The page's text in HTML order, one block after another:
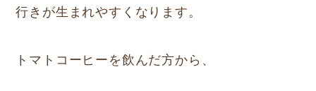
行きが生まれやすくなります。
トマトコーヒーを飲んだ方から、